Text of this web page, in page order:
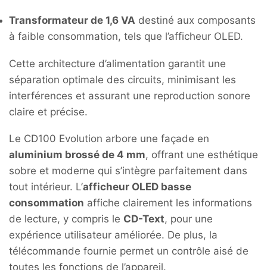
Transformateur de 1,6 VA destiné aux composants
à faible consommation, tels que l’afficheur OLED.
Cette architecture d’alimentation garantit une
séparation optimale des circuits, minimisant les
interférences et assurant une reproduction sonore
claire et précise.
Le CD100 Evolution arbore une façade en
aluminium brossé de 4 mm, offrant une esthétique
sobre et moderne qui s’intègre parfaitement dans
tout intérieur. L’afficheur OLED basse
consommation affiche clairement les informations
de lecture, y compris le CD-Text, pour une
expérience utilisateur améliorée. De plus, la
télécommande fournie permet un contrôle aisé de
toutes les fonctions de l’appareil.